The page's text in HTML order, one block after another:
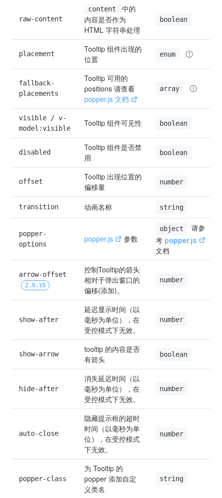
raw-content
content
中的
内容是否作为
HTML 字符串处理
boolean
placement
Tooltip 组件出现的
位置
enum
fallback-
placements
Tooltip 可用的
positions 请查看
popper.js 文档
array
visible / v-
model:visible
Tooltip 组件可见性 boolean
disabled
Tooltip 组件是否禁
用
boolean
offset
Tooltip 出现位置的
偏移量
number
transition 动画名称 string
popper-
options
popper.js 参数
object
请参
考 popper.js
文档
arrow-offset
2.9.10
控制Tooltip的箭头
相对于弹出窗口的
偏移(添加)。
number
show-after
延迟显示时间（以
毫秒为单位），在
受控模式下无效。
number
show-arrow
tooltip 的内容是否
有箭头
boolean
hide-after
消失延迟时间（以
毫秒为单位），在
受控模式下无效。
number
auto-close
隐藏提示框的超时
时间（以毫秒为单
位），在受控模式
下无效。
number
popper-class
为 Tooltip 的
popper 添加自定
义类名
string